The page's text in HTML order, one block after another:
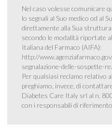
Nel caso volesse comunicare
lo segnali al Suo medico od al
direttamente alla Sua
secondo le modalità riportate
Italiana del Farmaco (AIFA):
http://
segnalazione-delle-sospette-
Per qualsiasi reclamo relativo
preghiamo, invece, di
Diabetes Care Italy srl al n.
con i responsabili di